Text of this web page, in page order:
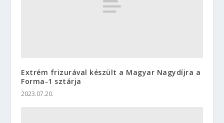
Extrém frizurával készült a Magyar Nagydíjra a
Forma-1 sztárja
2023.07.20.